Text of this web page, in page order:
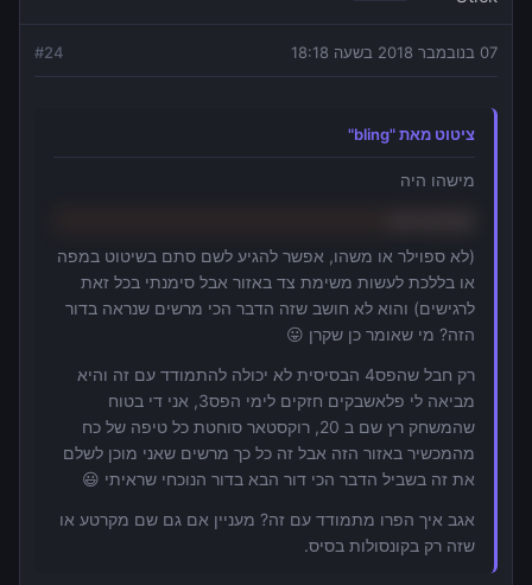
07 בנובמבר 2018 בשעה 18:18 #24
ציטוט מאת "bling"
מישהו היה
(לא ספוילר או משהו, אפשר להגיע לשם סתם בשיטוט במפה
או בללכת לעשות משימת צד באזור אבל סימנתי בכל זאת
לרגישים) והוא לא חושב שזה הדבר הכי מרשים שנראה בדור
הזה? מי שאומר כן שקרן 😛
רק חבל שהפס4 הבסיסית לא יכולה להתמודד עם זה והיא
מביאה לי פלאשבקים חזקים לימי הפס3, אני די בטוח
שהמשחק רץ שם ב 20, רוקסטאר סוחטת כל טיפה של כח
מהמכשיר באזור הזה אבל זה כל כך מרשים שאני מוכן לשלם
את זה בשביל הדבר הכי דור הבא בדור הנוכחי שראיתי 😃
אגב איך הפרו מתמודד עם זה? מעניין אם גם שם מקרטע או
שזה רק בקונסולות בסיס.